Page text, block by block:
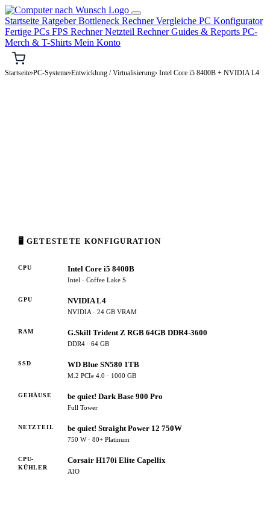
Startseite RatgeberBottleneck RechnerVergleiche PC Konfigurator
Fertige PCs FPS RechnerNetzteil RechnerGuides & Reports PC-
Merch & T-Shirts Mein Konto
Startseite›PC-Systeme›Entwicklung / Virtualisierung› Intel Core i5 8400B + NVIDIA L4
🖥 GETESTETE KONFIGURATION
CPU Intel Core i5 8400B
Intel · Coffee Lake S
GPU NVIDIA L4
NVIDIA · 24 GB VRAM
RAM G.Skill Trident Z RGB 64GB DDR4-3600
DDR4 · 64 GB
SSD WD Blue SN580 1TB
M.2 PCIe 4.0 · 1000 GB
GEHÄUSE be quiet! Dark Base 900 Pro
Full Tower
NETZTEIL be quiet! Straight Power 12 750W
750 W · 80+ Platinum
CPU-
KÜHLER
Corsair H170i Elite Capellix
AIO